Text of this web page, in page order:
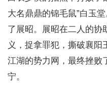
大名鼎鼎的锦毛鼠”白玉
了展昭。展昭在二人的协
义，捉拿罪犯，撕破襄阳
江湖的势力网，最终挫败
宁。